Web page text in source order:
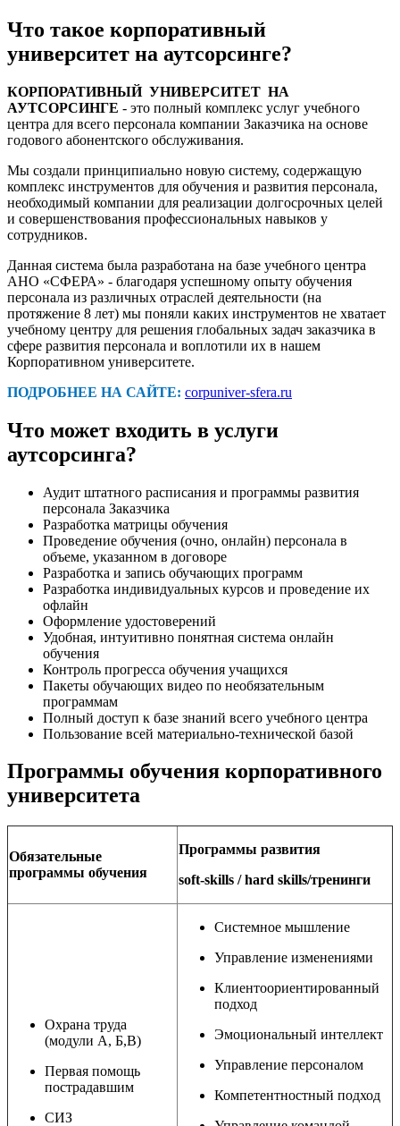
Что такое корпоративный
университет на аутсорсинге?
КОРПОРАТИВНЫЙ УНИВЕРСИТЕТ НА
АУТСОРСИНГЕ - это полный комплекс услуг учебного
центра для всего персонала компании Заказчика на основе
годового абонентского обслуживания.
Мы создали принципиально новую систему, содержащую
комплекс инструментов для обучения и развития персонала,
необходимый компании для реализации долгосрочных целей
и совершенствования профессиональных навыков у
сотрудников.
Данная система была разработана на базе учебного центра
АНО «СФЕРА» - благодаря успешному опыту обучения
персонала из различных отраслей деятельности (на
протяжение 8 лет) мы поняли каких инструментов не хватает
учебному центру для решения глобальных задач заказчика в
сфере развития персонала и воплотили их в нашем
Корпоративном университете.
ПОДРОБНЕЕ НА САЙТЕ: corpuniver-sfera.ru
Что может входить в услуги
аутсорсинга?
Аудит штатного расписания и программы развития
персонала Заказчика
Разработка матрицы обучения
Проведение обучения (очно, онлайн) персонала в
объеме, указанном в договоре
Разработка и запись обучающих программ
Разработка индивидуальных курсов и проведение их
офлайн
Оформление удостоверений
Удобная, интуитивно понятная система онлайн
обучения
Контроль прогресса обучения учащихся
Пакеты обучающих видео по необязательным
программам
Полный доступ к базе знаний всего учебного центра
Пользование всей материально-технической базой
Программы обучения корпоративного
университета
Обязательные
программы обучения
Программы развития
soft-skills / hard skills/тренинги
Охрана труда
(модули А, Б,В)
Первая помощь
пострадавшим
СИЗ
Системное мышление
Управление изменениями
Клиентоориентированный
подход
Эмоциональный интеллект
Управление персоналом
Компетентностный подход